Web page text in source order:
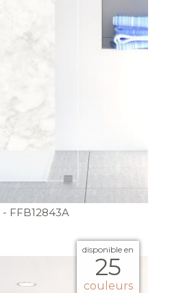
- FFB12843A
disponible en
25
couleurs